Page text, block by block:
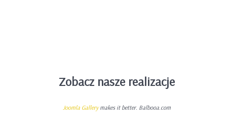
Zobacz nasze realizacje
Joomla Gallerymakes it better. Balbooa.com